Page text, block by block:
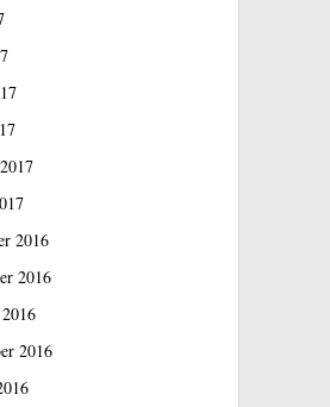
2016
2016
2016